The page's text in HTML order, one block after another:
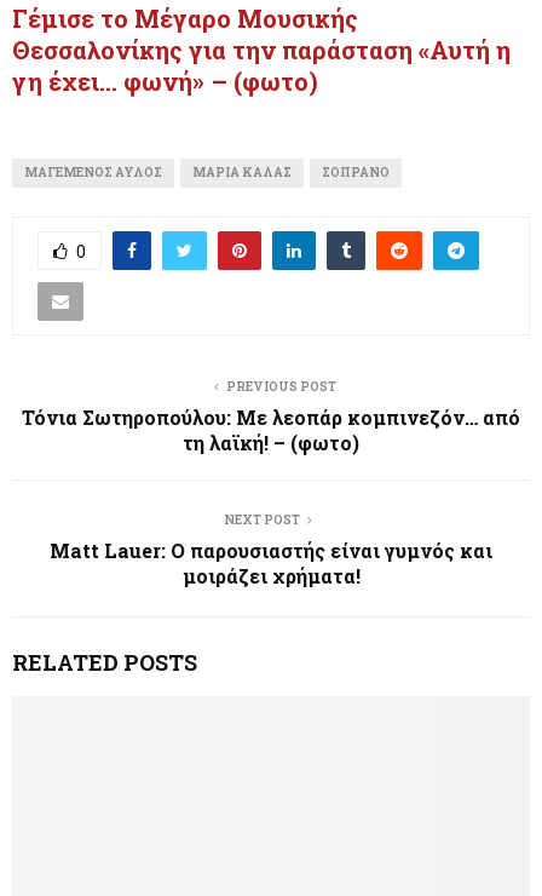
Γέμισε το Μέγαρο Μουσικής
Θεσσαλονίκης για την παράσταση «Αυτή η
γη έχει… φωνή» – (φωτο)
ΜΑΓΕΜΈΝΟΣ ΑΥΛΌΣ ΜΑΡΊΑ ΚΆΛΑΣ ΣΟΠΡΆΝΟ
0
PREVIOUS POST
Τόνια Σωτηροπούλου: Με λεοπάρ κομπινεζόν… από
τη λαϊκή! – (φωτο)
NEXT POST
Matt Lauer: Ο παρουσιαστής είναι γυμνός και
μοιράζει χρήματα!
RELATED POSTS